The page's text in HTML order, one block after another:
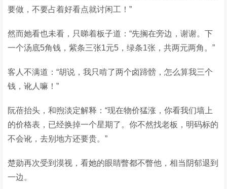
要做，不要占着好看点就讨闲工！”
然而她看也未看，只睇着板子道：“先搁在旁边，谢谢。下
一个汤底5角钱，紫条三张1元5，绿条1张，共两元两角。”
客人不满道：“胡说，我只啃了两个卤蹄髈，怎么算我三个
钱，讹人嘛！”
阮蓓抬头，和煦淡定解释：“现在物价猛涨，你看我们墙上
的价格表，已经换掉一个星期了。你不然找老板，明码标的
不会讹，去别地方还要贵。”
楚勋再次受到漠视，看她的眼睛瞥都不瞥他，相当阴郁退到
一边。